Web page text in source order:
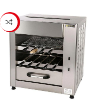
-23%